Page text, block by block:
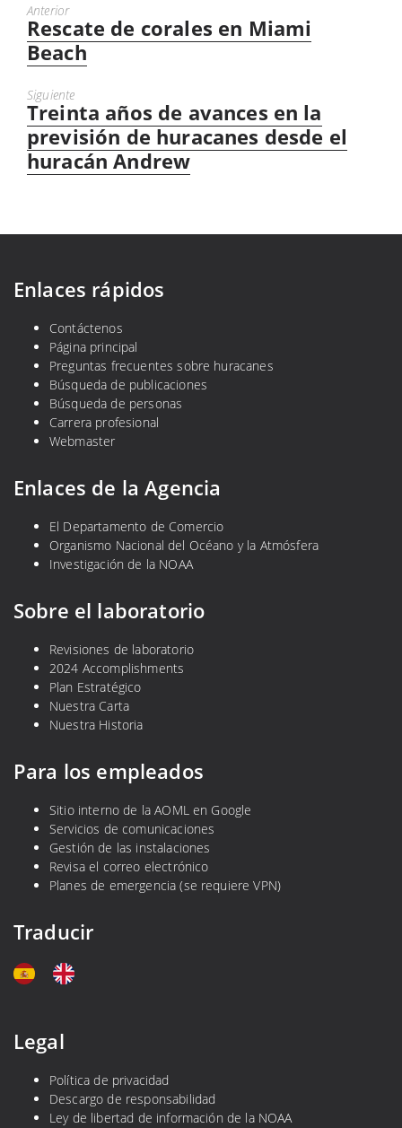
Anterior
Entrada
anterior:
Rescate de corales en Miami
Beach
Siguiente
Next
post:
Treinta años de avances en la
previsión de huracanes desde el
huracán Andrew
Enlaces rápidos
Contáctenos
Página principal
Preguntas frecuentes sobre huracanes
Búsqueda de publicaciones
Búsqueda de personas
Carrera profesional
Webmaster
Enlaces de la Agencia
El Departamento de Comercio
Organismo Nacional del Océano y la Atmósfera
Investigación de la NOAA
Sobre el laboratorio
Revisiones de laboratorio
2024 Accomplishments
Plan Estratégico
Nuestra Carta
Nuestra Historia
Para los empleados
Sitio interno de la AOML en Google
Servicios de comunicaciones
Gestión de las instalaciones
Revisa el correo electrónico
Planes de emergencia (se requiere VPN)
Traducir
Legal
Política de privacidad
Descargo de responsabilidad
Ley de libertad de información de la NOAA